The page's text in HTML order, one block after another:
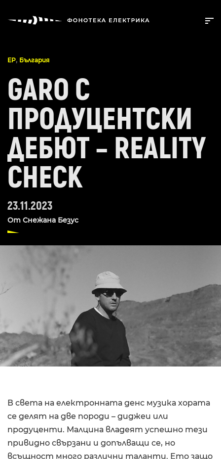
EP, България
GARO С
ПРОДУЦЕНТСКИ
ДЕБЮТ – REALITY
CHECK
23.11.2023
От Снежана Безус
В света на електронната денс музика хората
се делят на две породи – диджеи или
продуценти. Малцина владеят успешно тези
привидно свързани и допълващи се, но
всъщност много различни таланти. Ето защо